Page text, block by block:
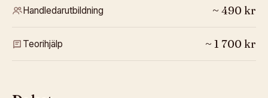
Handledarutbildning ~ 490 kr
Teorihjälp ~ 1 700 kr